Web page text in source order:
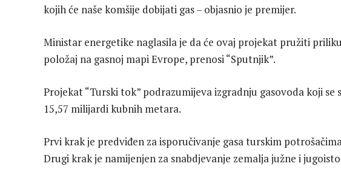
kojih će naše komšije dobijati gas – objasnio je premijer.
Ministar energetike naglasila je da će ovaj projekat pružiti
položaj na gasnoj mapi Evrope, prenosi “Sputnjik”.
Projekat “Turski tok” podrazumijeva izgradnju gasovoda koji
15,57 milijardi kubnih metara.
Prvi krak je predviđen za isporučivanje gasa turskim
Drugi krak je namijenjen za snabdjevanje zemalja južne i